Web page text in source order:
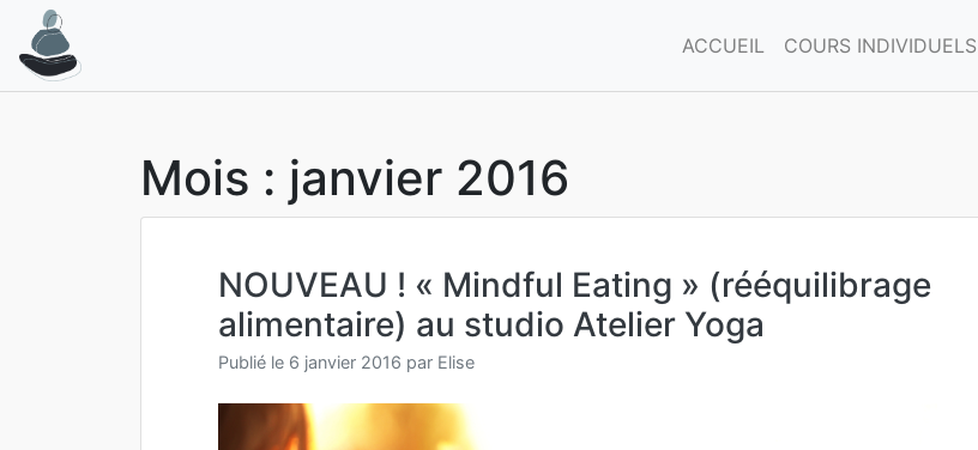
contenu
ACCUEIL COURS INDIVIDUELS
Mois : janvier 2016
NOUVEAU ! « Mindful Eating » (rééquilibrage
alimentaire) au studio Atelier Yoga
Publié le 6 janvier 2016 par Elise